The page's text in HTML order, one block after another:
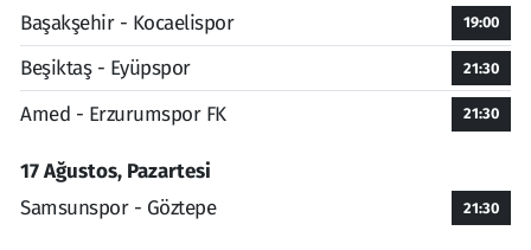
Başakşehir - Kocaelispor
19:00
Beşiktaş - Eyüpspor 21:30
Amed - Erzurumspor FK 21:30
17 Ağustos, Pazartesi
Samsunspor - Göztepe
21:30